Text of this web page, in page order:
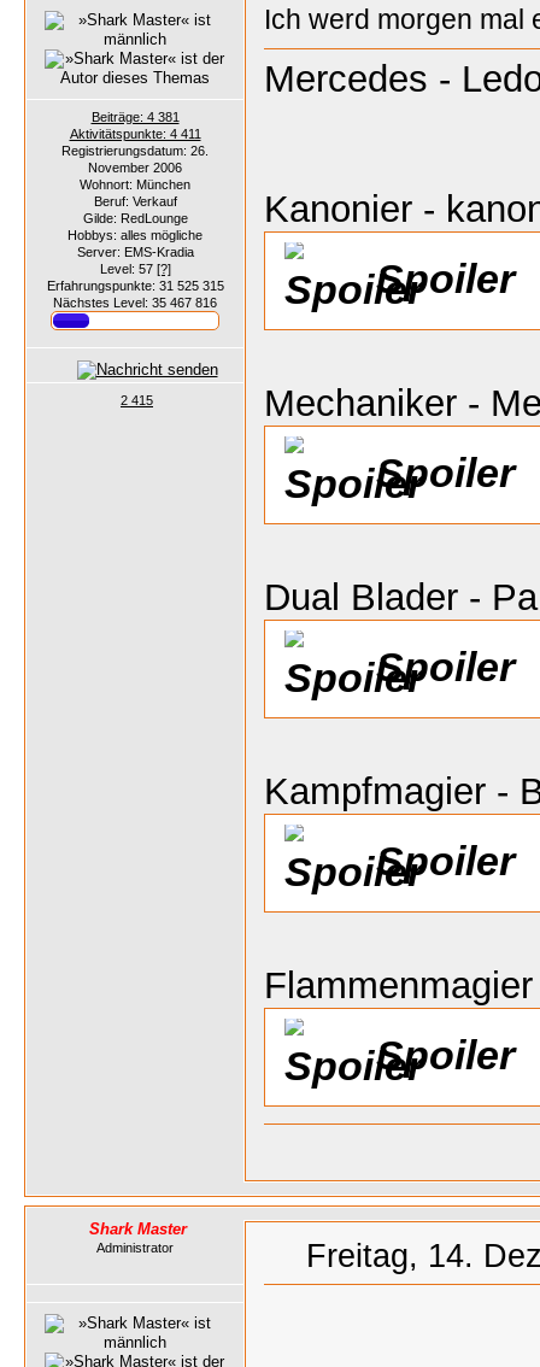
Beiträge: 4 381
Aktivitätspunkte: 4 411
Registrierungsdatum: 26.
November 2006
Wohnort: München
Beruf: Verkauf
Gilde: RedLounge
Hobbys: alles mögliche
Server: EMS-Kradia
Level: 57 [?]
Erfahrungspunkte: 31 525 315
Nächstes Level: 35 467 816
2 415
Ich werd morgen mal
Mercedes -
Kanonier -
Spoiler
Mechaniker -
Spoiler
Dual Blader -
Spoiler
Kampfmagier -
Spoiler
Spoiler
Shark Master
Administrator Freitag, 14.